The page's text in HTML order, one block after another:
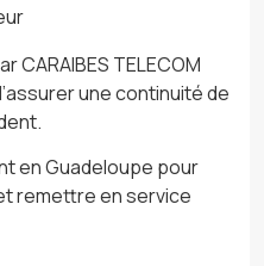
TELECOM
une continuité de
en Guadeloupe pour
remettre en service